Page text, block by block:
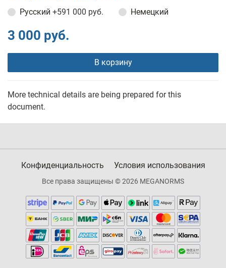
Русский +591 000 руб. Немецкий
3 000 руб.
В корзину
More technical details are being prepared for this
document.
Конфиденциальность Условия использования
Все права защищены © 2026 MEGANORMS